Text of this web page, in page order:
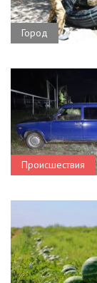
Город
Происшествия